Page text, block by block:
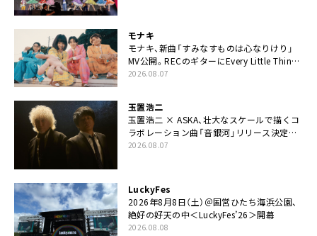
モナキ
モナキ、新曲「すみなすものは心なりけり」
MV公開。RECのギターにEvery Little Thing・
伊藤一朗参加も
2026.08.07
玉置浩二
玉置浩二 × ASKA、壮大なスケールで描くコ
ラボレーション曲「音銀河」リリース決定。
カップリングには新曲「命の宿り」収録も
2026.08.07
LuckyFes
2026年8月8日（土）＠国営ひたち海浜公園、
絶好の好天の中＜LuckyFes’26＞開幕
2026.08.08